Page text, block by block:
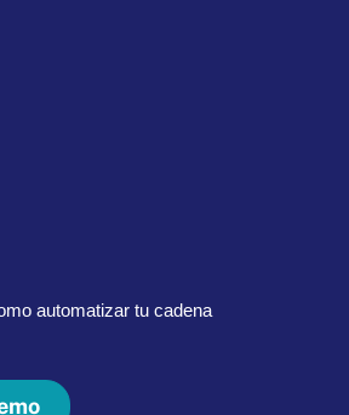
automatizar tu cadena